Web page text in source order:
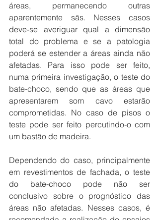
áreas, permanecendo outras
aparentemente sãs. Nesses casos
deve-se averiguar qual a dimensão
total do problema e se a patologia
poderá se estender a áreas ainda não
afetadas. Para isso pode ser feito,
numa primeira investigação, o teste do
bate-choco, sendo que as áreas que
apresentarem som cavo estarão
comprometidas. No caso de pisos o
teste pode ser feito percutindo-o com
um bastão de madeira.
Dependendo do caso, principalmente
em revestimentos de fachada, o teste
do bate-choco pode não ser
conclusivo sobre o prognóstico das
áreas não afetadas. Nesses casos, é